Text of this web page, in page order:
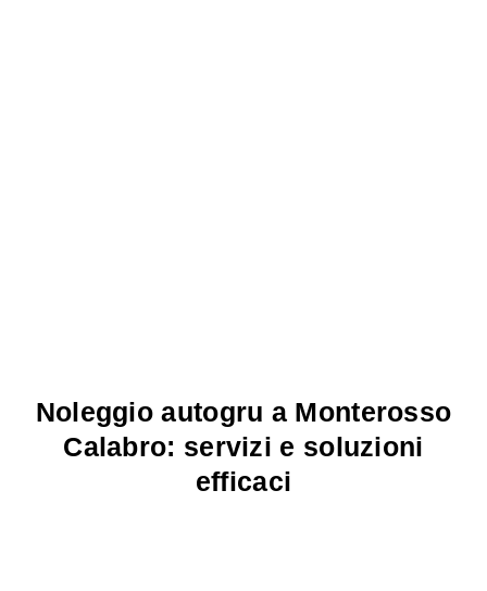
Noleggio autogru a Monterosso
Calabro: servizi e soluzioni
efficaci